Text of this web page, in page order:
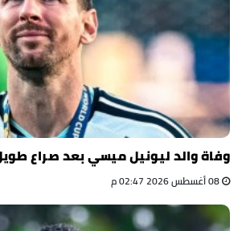
وفاة والد ليونيل ميسي بعد صراع